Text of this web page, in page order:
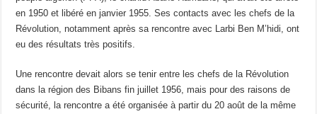
en 1950 et libéré en janvier 1955. Ses contacts avec les chefs de la
Révolution, notamment après sa rencontre avec Larbi Ben M’hidi, ont
eu des résultats très positifs.
Une rencontre devait alors se tenir entre les chefs de la Révolution
dans la région des Bibans fin juillet 1956, mais pour des raisons de
sécurité, la rencontre a été organisée à partir du 20 août de la même